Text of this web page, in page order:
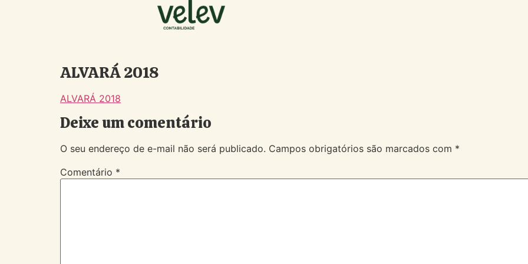
ALVARÁ 2018
ALVARÁ 2018
Deixe um comentário
O seu endereço de e-mail não será publicado. Campos obrigatórios são marcados com *
Comentário *